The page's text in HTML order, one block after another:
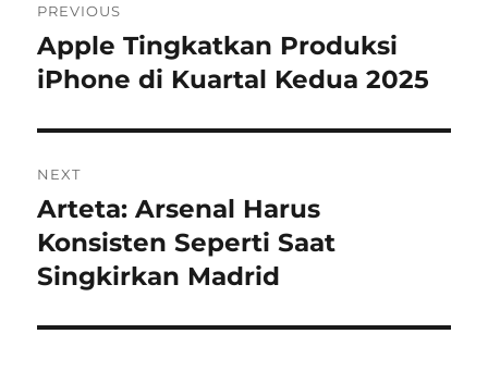
pos
PREVIOUS
Previous
post:
Apple Tingkatkan Produksi
iPhone di Kuartal Kedua 2025
NEXT
Next
post:
Arteta: Arsenal Harus
Konsisten Seperti Saat
Singkirkan Madrid